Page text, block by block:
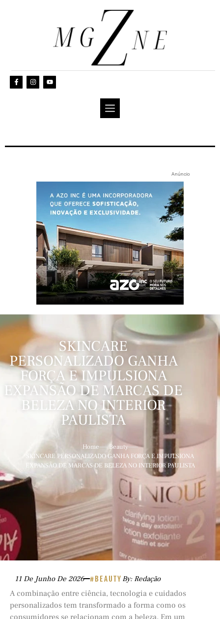
Anúncio
SKINCARE
PERSONALIZADO GANHA
FORÇA E IMPULSIONA
EXPANSÃO DE MARCAS DE
BELEZA NO INTERIOR
PAULISTA
Home
Beauty
SKINCARE PERSONALIZADO GANHA FORÇA E IMPULSIONA
EXPANSÃO DE MARCAS DE BELEZA NO INTERIOR PAULISTA
11 De Junho De 2026 #BEAUTY By: Redação
A combinação entre ciência, tecnologia e cuidados
personalizados tem transformado a forma como os
consumidores se relacionam com a beleza. Em um